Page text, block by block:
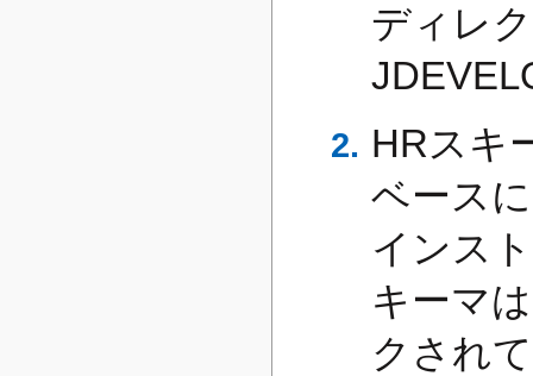
ディレ
HRスキ
ベース
インス
キーマ
クされ